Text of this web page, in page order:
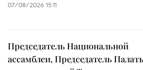
07/08/2026 15:11
Председатель Национальной
ассамблеи, Председатель